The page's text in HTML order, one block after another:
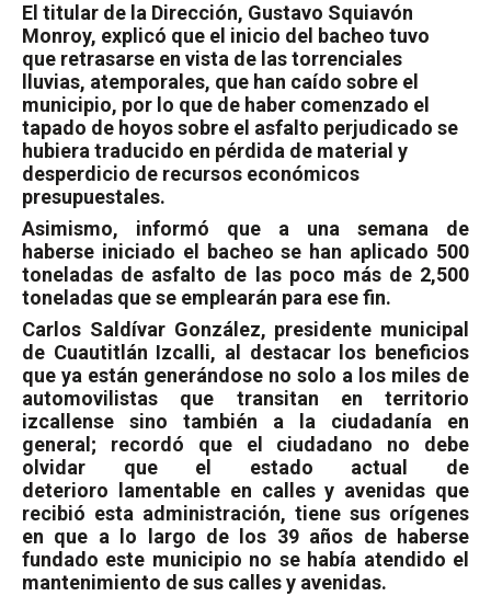
El titular de la Dirección, Gustavo Squiavón
Monroy, explicó que el inicio del bacheo tuvo
que retrasarse en vista de las torrenciales
lluvias, atemporales, que han caído sobre el
municipio, por lo que de haber comenzado el
tapado de hoyos sobre el asfalto perjudicado se
hubiera traducido en pérdida de material y
desperdicio de recursos económicos
presupuestales.
Asimismo, informó que a una semana de
haberse iniciado el bacheo se han aplicado 500
toneladas de asfalto de las poco más de 2,500
toneladas que se emplearán para ese fin.
Carlos Saldívar González, presidente municipal
de Cuautitlán Izcalli, al destacar los beneficios
que ya están generándose no solo a los miles de
automovilistas que transitan en territorio
izcallense sino también a la ciudadanía en
general; recordó que el ciudadano no debe
olvidar que el estado actual de
deterioro lamentable en calles y avenidas que
recibió esta administración, tiene sus orígenes
en que a lo largo de los 39 años de haberse
fundado este municipio no se había atendido el
mantenimiento de sus calles y avenidas.